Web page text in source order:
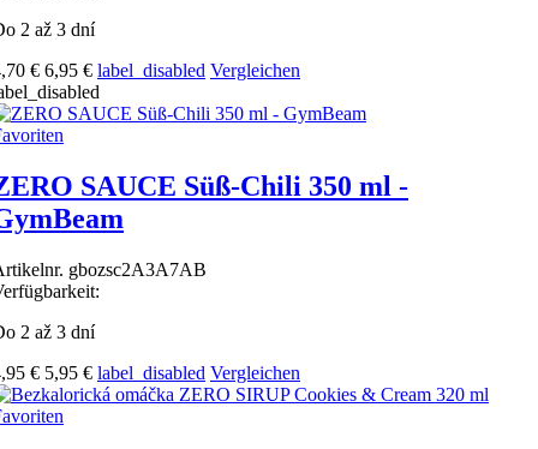
2 až 3 dní
€ 6,95 € label_disabled Vergleichen
SAUCE Süß-Chili 350 ml -
gbozsc2A3A7AB
2 až 3 dní
€ 5,95 € label_disabled Vergleichen